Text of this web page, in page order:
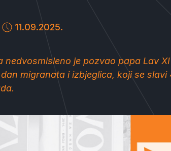
11.09.2025.
je pozvao papa Lav
migranata i izbjeglica, koji se slavi